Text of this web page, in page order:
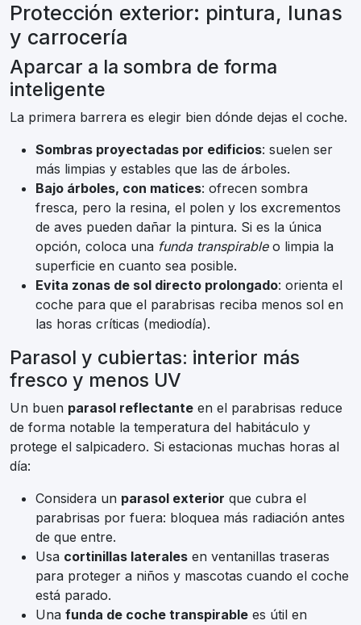
Protección exterior: pintura, lunas
y carrocería
Aparcar a la sombra de forma
inteligente
La primera barrera es elegir bien dónde dejas el coche.
Sombras proyectadas por edificios: suelen ser
más limpias y estables que las de árboles.
Bajo árboles, con matices: ofrecen sombra
fresca, pero la resina, el polen y los excrementos
de aves pueden dañar la pintura. Si es la única
opción, coloca una funda transpirableo limpia la
superficie en cuanto sea posible.
Evita zonas de sol directo prolongado: orienta el
coche para que el parabrisas reciba menos sol en
las horas críticas (mediodía).
Parasol y cubiertas: interior más
fresco y menos UV
Un buen parasol reflectante en el parabrisas reduce
de forma notable la temperatura del habitáculo y
protege el salpicadero. Si estacionas muchas horas al
día:
Considera un parasol exterior que cubra el
parabrisas por fuera: bloquea más radiación antes
de que entre.
Usa cortinillas laterales en ventanillas traseras
para proteger a niños y mascotas cuando el coche
está parado.
Una funda de coche transpirable es útil en